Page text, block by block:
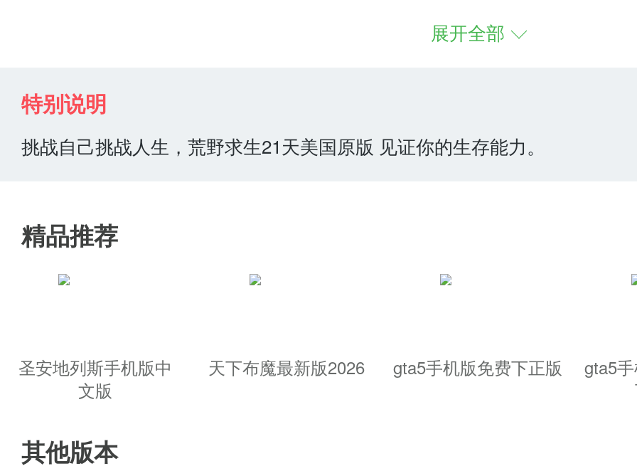
荒野求生21天美国原版最新下载一款非常有趣好玩的冒险生存类游戏
4、没有任何工具一切都是你自己做的，不同的视角可自由的进行切换
优势亮点：
展开全部
特别说明
挑战自己挑战人生，荒野求生21天美国原版 见证你的生存能力。
精品推荐
圣安地列斯手机版中
文版
天下布魔最新版2026 gta5手机版免费下正版
gta5
其他版本